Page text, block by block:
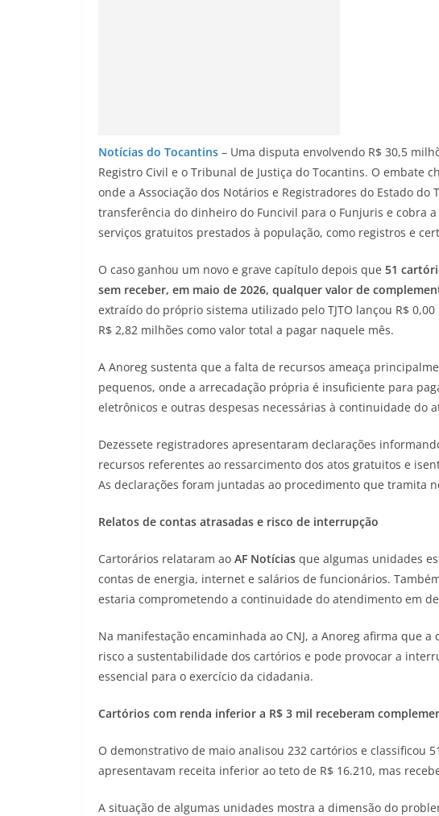
Notícias do Tocantins – Uma disputa envolvendo R$ 30,5
Registro Civil e o Tribunal de Justiça do Tocantins. O embate
onde a Associação dos Notários e Registradores do Estado do
transferência do dinheiro do Funcivil para o Funjuris e cobra
serviços gratuitos prestados à população, como registros e
O caso ganhou um novo e grave capítulo depois que 51
sem receber, em maio de 2026, qualquer valor de
extraído do próprio sistema utilizado pelo TJTO lançou R$
R$ 2,82 milhões como valor total a pagar naquele mês.
A Anoreg sustenta que a falta de recursos ameaça
pequenos, onde a arrecadação própria é insuficiente para
eletrônicos e outras despesas necessárias à continuidade do
Dezessete registradores apresentaram declarações
recursos referentes ao ressarcimento dos atos gratuitos e
As declarações foram juntadas ao procedimento que tramita
Relatos de contas atrasadas e risco de interrupção
Cartorários relataram ao AF Notícias que algumas unidades
contas de energia, internet e salários de funcionários.
estaria comprometendo a continuidade do atendimento em
Na manifestação encaminhada ao CNJ, a Anoreg afirma que
risco a sustentabilidade dos cartórios e pode provocar a
essencial para o exercício da cidadania.
Cartórios com renda inferior a R$ 3 mil receberam
O demonstrativo de maio analisou 232 cartórios e classificou
apresentavam receita inferior ao teto de R$ 16.210, mas
A situação de algumas unidades mostra a dimensão do